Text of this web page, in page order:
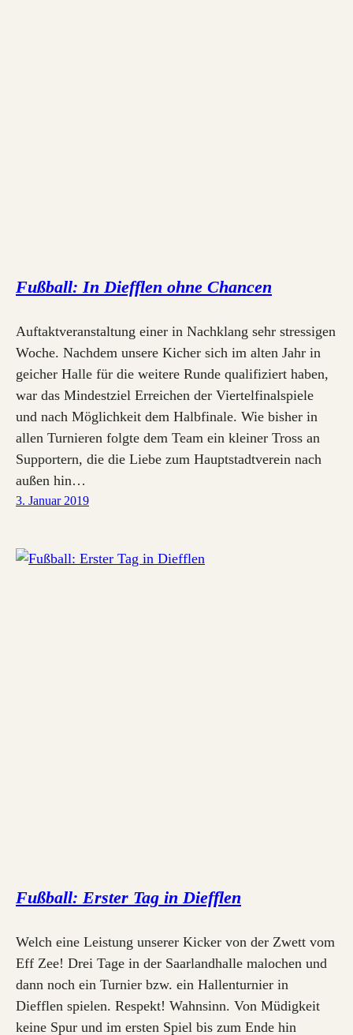
Fußball: In Diefflen ohne Chancen
Auftaktveranstaltung einer in Nachklang sehr stressigen
Woche. Nachdem unsere Kicher sich im alten Jahr in
geicher Halle für die weitere Runde qualifiziert haben,
war das Mindestziel Erreichen der Viertelfinalspiele
und nach Möglichkeit dem Halbfinale. Wie bisher in
allen Turnieren folgte dem Team ein kleiner Tross an
Supportern, die die Liebe zum Hauptstadtverein nach
außen hin…
3. Januar 2019
Fußball: Erster Tag in Diefflen
Welch eine Leistung unserer Kicker von der Zwett vom
Eff Zee! Drei Tage in der Saarlandhalle malochen und
dann noch ein Turnier bzw. ein Hallenturnier in
Diefflen spielen. Respekt! Wahnsinn. Von Müdigkeit
keine Spur und im ersten Spiel bis zum Ende hin